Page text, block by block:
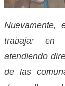
Nuevamente,
trabajar en
atendiendo
de las